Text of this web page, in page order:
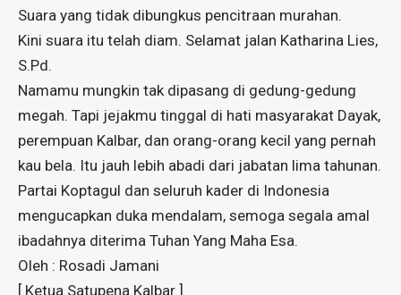
Suara yang tidak dibungkus pencitraan murahan.
Kini suara itu telah diam. Selamat jalan Katharina Lies,
S.Pd.
Namamu mungkin tak dipasang di gedung-gedung
megah. Tapi jejakmu tinggal di hati masyarakat Dayak,
perempuan Kalbar, dan orang-orang kecil yang pernah
kau bela. Itu jauh lebih abadi dari jabatan lima tahunan.
Partai Koptagul dan seluruh kader di Indonesia
mengucapkan duka mendalam, semoga segala amal
ibadahnya diterima Tuhan Yang Maha Esa.
Oleh : Rosadi Jamani
[ Ketua Satupena Kalbar ]